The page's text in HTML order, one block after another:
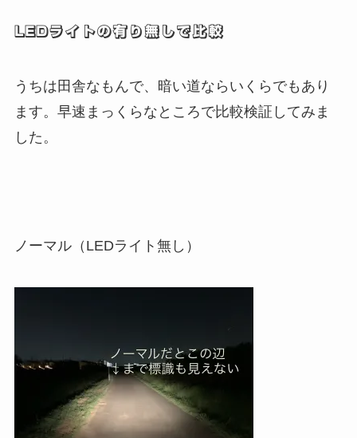
LEDライトの有り無しで比較
うちは田舎なもんで、暗い道ならいくらでもあり
ます。早速まっくらなところで比較検証してみま
した。
ノーマル（LEDライト無し）